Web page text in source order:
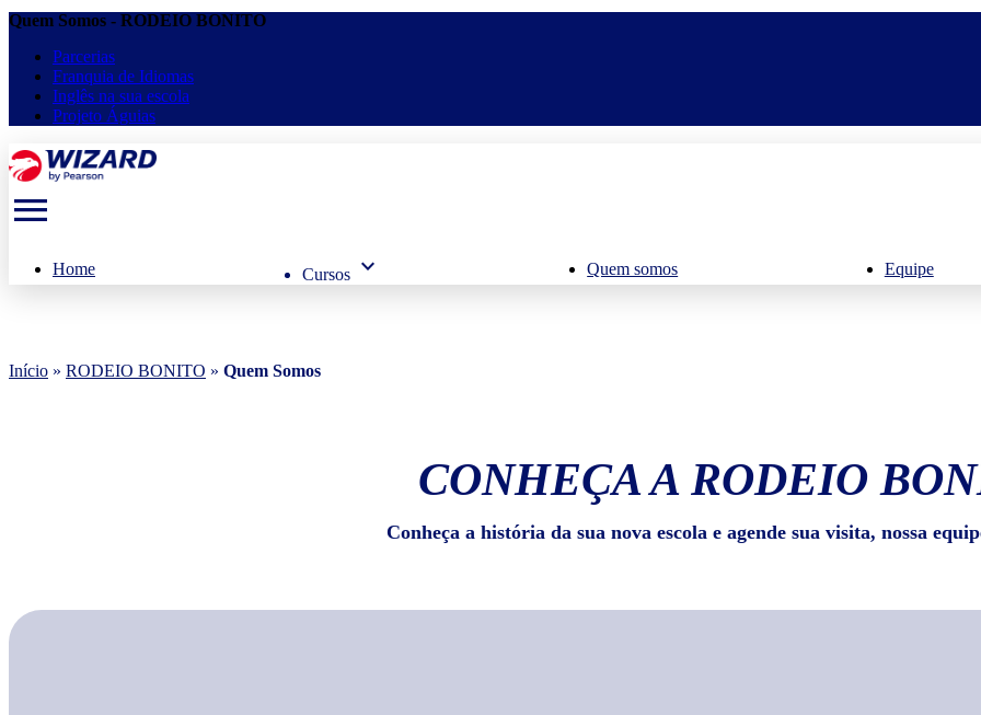
Quem Somos - RODEIO BONITO
Parcerias
Franquia de Idiomas
Inglês na sua escola
Projeto Águias
menu
Home Cursos keyboard_arrow_down Quem somos Equipe
Início » RODEIO BONITO » Quem Somos
CONHEÇA A RODEIO
Conheça a história da sua nova escola e agende sua visita, nossa